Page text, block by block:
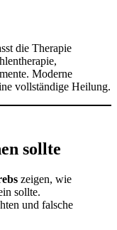
die Therapie
Moderne
vollständige Heilung.
sollte
zeigen, wie
sollte.
und falsche